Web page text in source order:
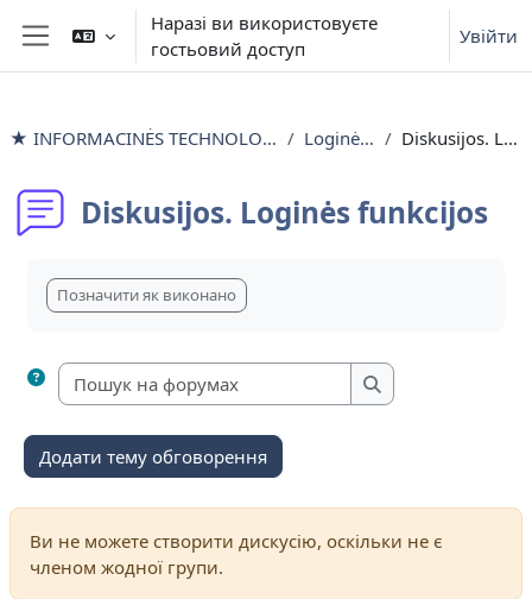
Перейти до головного вмісту
Бокова панель
Наразі ви використовуєте
гостьовий доступ
Увійти
★ INFORMACINĖS TECHNOLOGIJOS išlyginamieji mokymai Loginės funkcijos Diskusijos. Loginės funkcijos
Diskusijos. Loginės funkcijos
Позначити як виконано
Пошук на форумах
Пошук на
Додати тему обговорення
Ви не можете створити дискусію, оскільки не є
членом жодної групи.